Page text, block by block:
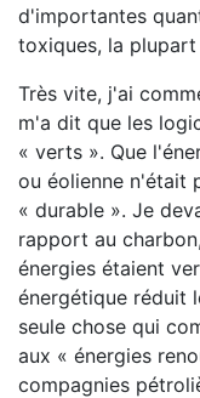
d'importantes
toxiques, la
Très vite, j'ai
m'a dit que les
« verts ». Que
ou éolienne n'était
« durable ». Je
rapport au
énergies étaient
énergétique réduit
seule chose qui
aux « énergies
compagnies